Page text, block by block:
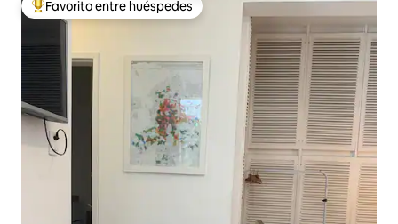
De los mejores en Favorito entre huéspedes
Favorito entre huéspedes